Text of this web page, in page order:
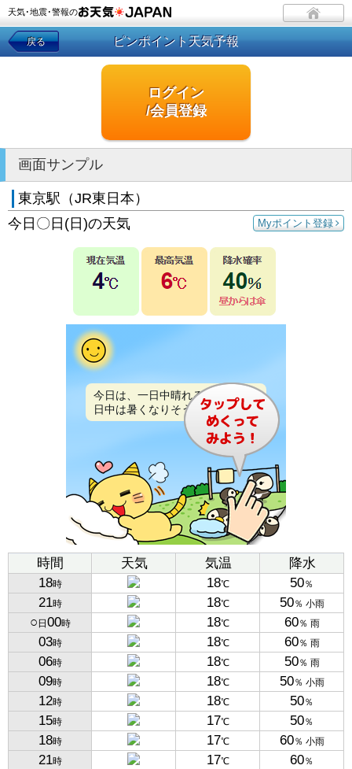
天気･地震･警報の
戻る ピンポイント天気予報
ログイン
/会員登録
画面サンプル
東京駅（JR東日本）
Myポイント登録
今日〇日(日)の天気
今日は、一日中晴れるでしょう。
日中は暑くなりそうです。
時間 天気 気温
降水
18時 18℃ 50％
21時 18℃ 50％ 小雨
○ 日 00時 18℃ 60％ 雨
03時 18℃ 60％ 雨
06時 18℃ 50％ 雨
09時 18℃ 50％ 小雨
12時 18℃ 50％
15時 17℃ 50％
18時 17℃ 60％ 小雨
21時 17℃ 60％